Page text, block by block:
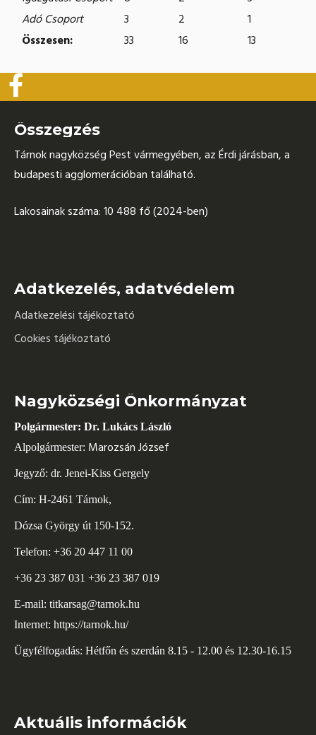
Adó Csoport
3 2
1
Összesen:
33 16 13
Összegzés
Tárnok nagyközség Pest vármegyében, az Érdi járásban, a
budapesti agglomerációban található.
Lakosainak száma: 10 488 fő (2024-ben)
Adatkezelés, adatvédelem
Adatkezelési tájékoztató
Cookies tájékoztató
Nagyközségi Önkormányzat
Polgármester: Dr. Lukács László
Alpolgármester: Marozsán József
Jegyző: dr. Jenei-Kiss Gergely
Cím: H-2461 Tárnok,
Dózsa György út 150-152.
Telefon: +36 20 447 11 00
+36 23 387 031 +36 23 387 019
E-mail: titkarsag@tarnok.hu
Internet: https://tarnok.hu/
Ügyfélfogadás: Hétfőn és szerdán 8.15 - 12.00 és 12.30-16.15
Aktuális információk